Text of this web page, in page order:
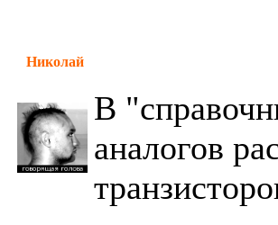
Николай
В
аналогов